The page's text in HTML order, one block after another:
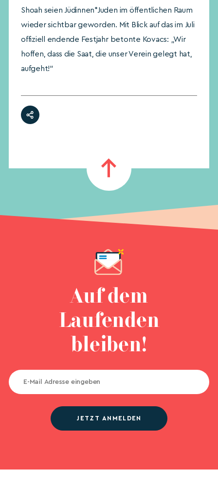
Shoah seien Jüdinnen*Juden im öffentlichen Raum
wieder sichtbar geworden. Mit Blick auf das im Juli
offiziell endende Festjahr betonte Kovacs: „Wir
hoffen, dass die Saat, die unser Verein gelegt hat,
aufgeht!“
Auf dem
Laufenden
bleiben!
JETZT ANMELDEN